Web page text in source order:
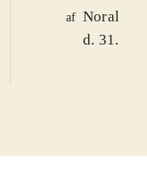
af Noralv
d. 31.